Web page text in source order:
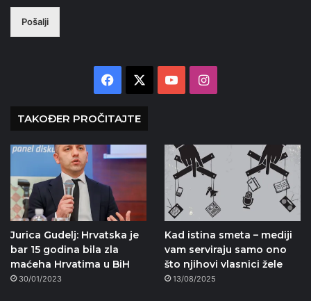
Pošalji
Facebook YouTubeInstagram
TAKOĐER PROČITAJTE
Jurica Gudelj: Hrvatska je
bar 15 godina bila zla
maćeha Hrvatima u BiH
30/01/2023
Kad istina smeta – mediji
vam serviraju samo ono
što njihovi vlasnici žele
13/08/2025